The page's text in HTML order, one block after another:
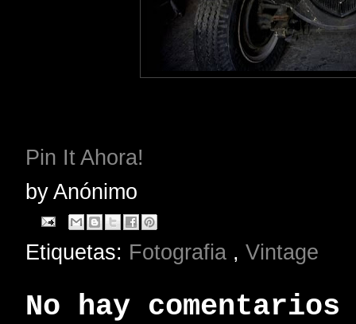
Pin It Ahora!
byAnónimo
Etiquetas: Fotografia , Vintage
No hay